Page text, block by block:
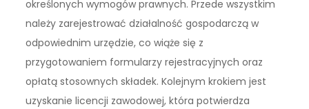
określonych wymogów prawnych. Przede wszystkim
należy zarejestrować działalność gospodarczą w
odpowiednim urzędzie, co wiąże się z
przygotowaniem formularzy rejestracyjnych oraz
opłatą stosownych składek. Kolejnym krokiem jest
uzyskanie licencji zawodowej, która potwierdza